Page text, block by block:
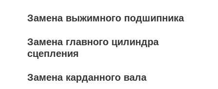
Замена выжимного подшипника
Замена главного цилиндра
сцепления
Замена карданного вала